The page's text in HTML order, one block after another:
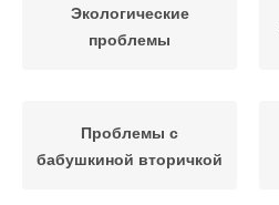
Экологические
проблемы
Проблемы с
бабушкиной вторичкой